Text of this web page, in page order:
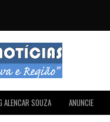
ALENCAR SOUZA ANUNCIE